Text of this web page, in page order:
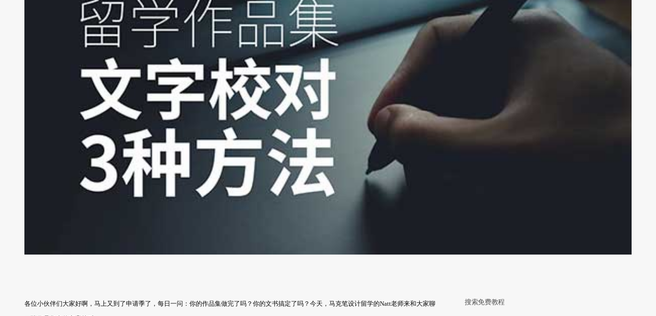
各位小伙伴们大家好啊，马上又到了申请季了，每日一问：你的作品集做完了吗？你的文书搞定了吗？今天，马克笔设计留学的Natt老师来和大家聊 搜索免费教程